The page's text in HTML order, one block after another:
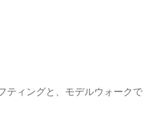
ティングと、モデルウォークで